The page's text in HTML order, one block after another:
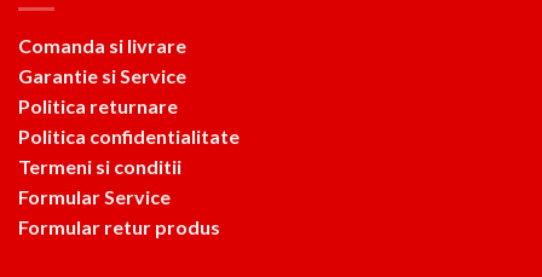
Comanda si livrare
Garantie si Service
Politica returnare
Politica confidentialitate
Termeni si conditii
Formular Service
Formular retur produs